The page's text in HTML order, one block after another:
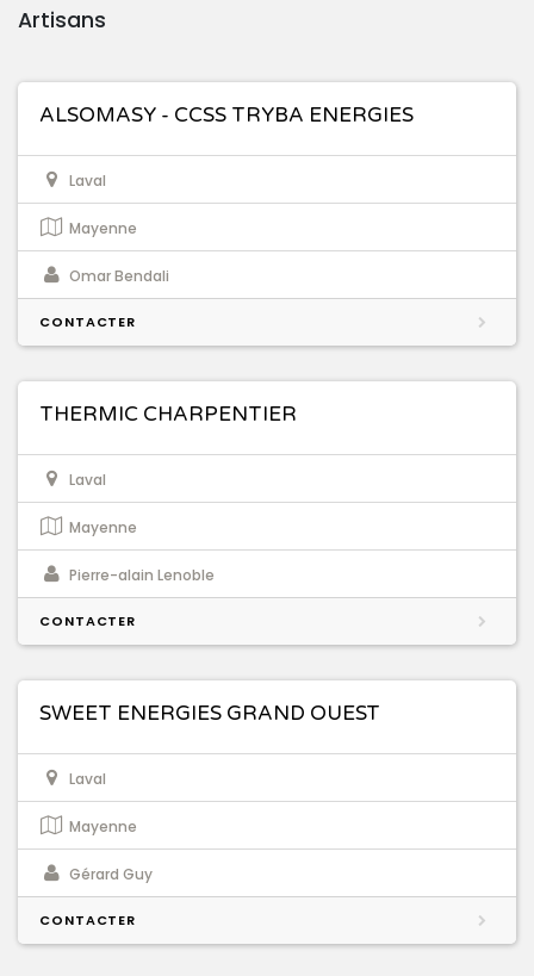
Artisans
ALSOMASY - CCSS TRYBA ENERGIES
Laval
Mayenne
Omar Bendali
CONTACTER
THERMIC CHARPENTIER
Laval
Mayenne
Pierre-alain Lenoble
CONTACTER
SWEET ENERGIES GRAND OUEST
Laval
Mayenne
Gérard Guy
CONTACTER